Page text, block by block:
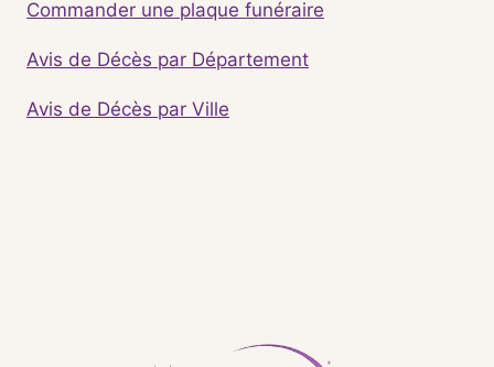
Commander une plaque funéraire
Avis de Décès par Département
Avis de Décès par Ville